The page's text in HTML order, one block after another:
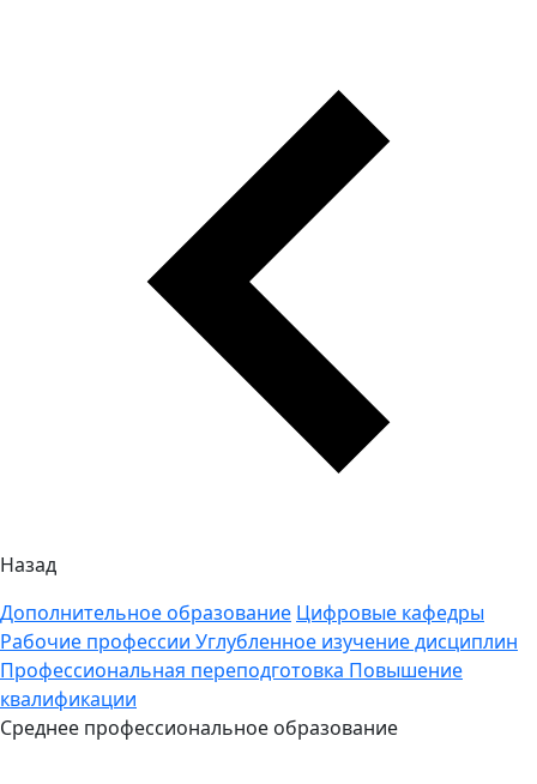
Назад
Дополнительное образование Цифровые кафедры
Рабочие профессии Углубленное изучение дисциплин
Профессиональная переподготовка Повышение
квалификации
Среднее профессиональное образование